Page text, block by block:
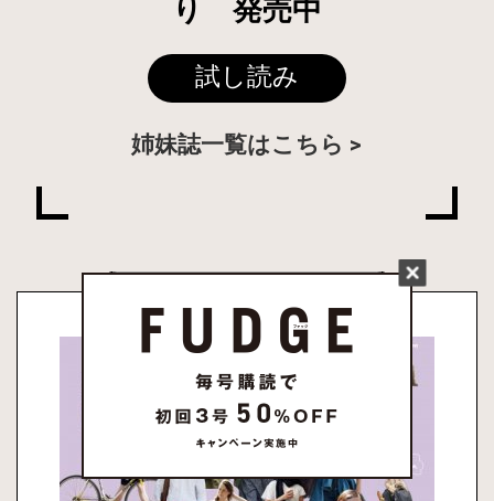
り 発売中
試し読み
姉妹誌一覧はこちら